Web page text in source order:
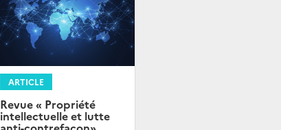
ARTICLE
Revue « Propriété
intellectuelle et lutte